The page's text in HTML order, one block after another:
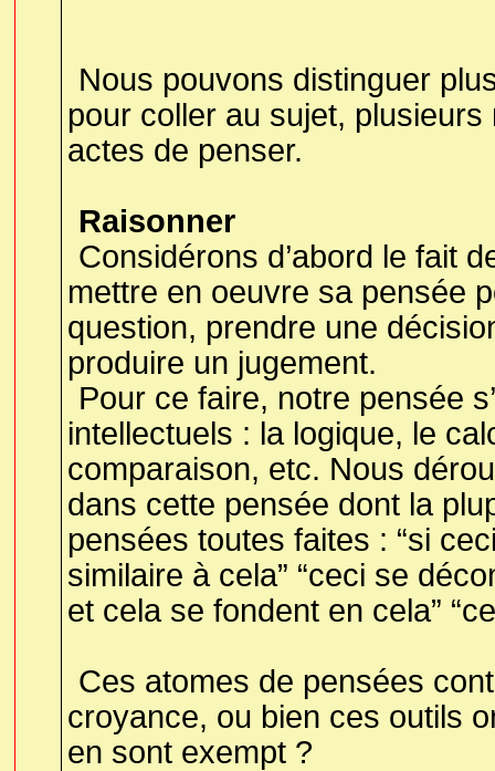
Nous pouvons distinguer
pour coller au sujet,
actes de penser.
Raisonner
Considérons d’abord le fait
mettre en oeuvre sa pensée
question, prendre une
produire un jugement.
Pour ce faire, notre pensée
intellectuels : la logique, le
comparaison, etc. Nous
dans cette pensée dont la
pensées toutes faites : “si
similaire à cela” “ceci se
et cela se fondent en cela”
Ces atomes de pensées
croyance, ou bien ces outils
en sont exempt ?